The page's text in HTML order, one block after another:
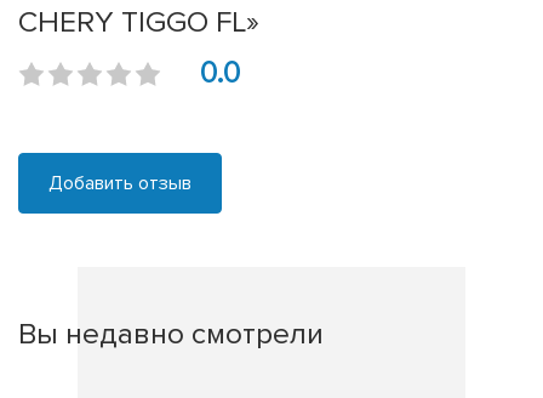
CHERY TIGGO FL»
0.0
Добавить отзыв
Вы недавно смотрели